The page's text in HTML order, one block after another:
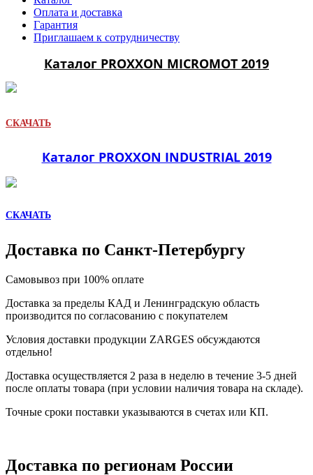
Оплата и доставка
Гарантия
Приглашаем к сотрудничеству
Каталог PROXXON MICROMOT 2019
СКАЧАТЬ
Каталог PROXXON INDUSTRIAL 2019
СКАЧАТЬ
Доставка по Санкт-Петербургу
Самовывоз при 100% оплате
Доставка за пределы КАД и Ленинградскую область
производится по согласованию с покупателем
Условия доставки продукции ZARGES обсуждаются
отдельно!
Доставка осуществляется 2 раза в неделю в течение 3-5 дней
после оплаты товара (при условии наличия товара на складе).
Точные сроки поставки указываются в счетах или КП.
Доставка по регионам России